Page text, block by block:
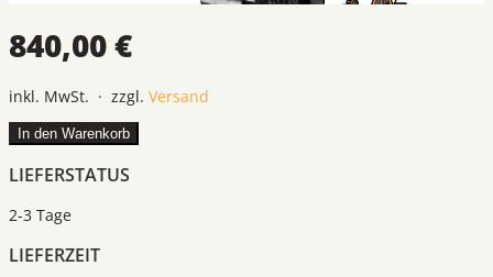
840,00 €
inkl. MwSt. · zzgl. Versand
In den Warenkorb
LIEFERSTATUS
2-3 Tage
LIEFERZEIT